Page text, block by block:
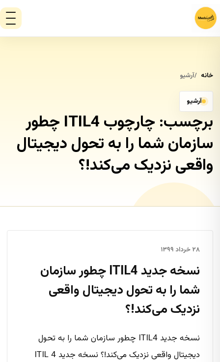
خانه آرشیو
آرشیو
برچسب:
چارچوب ITIL4 چطور
سازمان شما را به تحول دیجیتال
واقعی نزدیک می‌کند!؟
۲۸ خرداد ۱۳۹۹
نسخه جدید ITIL4 چطور سازمان
شما را به تحول دیجیتال واقعی
نزدیک می‌کند!؟
نسخه جدید ITIL4 چطور سازمان شما را به تحول
دیجیتال واقعی نزدیک می‌کند!؟ نسخه جدید ITIL 4